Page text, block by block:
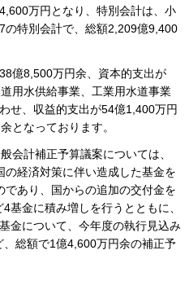
万円となり、特別会計は、小
の特別会計で、総額2,209億9,400
億8,500万円余、資本的支出が
用水供給事業、工業用水道事業
せ、収益的支出が54億1,400万円
となっております。
会計補正予算議案については、
経済対策に伴い造成した基金を
あり、国からの追加の交付金を
基金に積み増しを行うとともに、
金について、今年度の執行見込み
総額で1億4,600万円余の補正予